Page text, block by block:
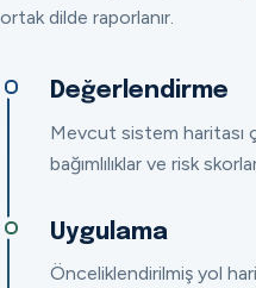
ortak dilde raporlanır.
Değerlendirme
Mevcut sistem haritası
bağımlılıklar ve risk
Uygulama
Önceliklendirilmiş yol